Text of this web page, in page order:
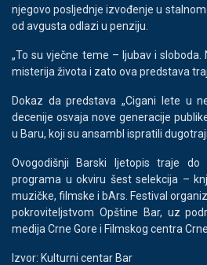
njegovo posljednje izvođenje u
od avgusta odlazi u penziju.
„To su vječne teme – ljubav i sloboda.
misterija života i zato ova predstava
Dokaz da predstava „Cigani lete u
decenije osvaja nove generacije
u Baru, koji su ansambl ispratili
Ovogodišnji Barski ljetopis traje
programa u okviru šest selekcija –
muzičke, filmske i bArs. Festival
pokroviteljstvom Opštine Bar, uz
medija Crne Gore i Filmskog centra Crne
Izvor: Kulturni centar Bar